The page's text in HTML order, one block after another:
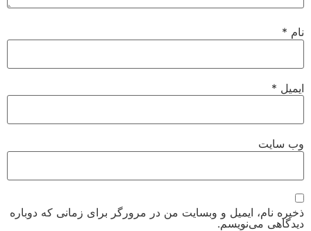
نام*
ایمیل*
وب‌ سایت
ذخیره نام، ایمیل و وبسایت من در مرورگر برای زمانی که دوباره
دیدگاهی می‌نویسم.